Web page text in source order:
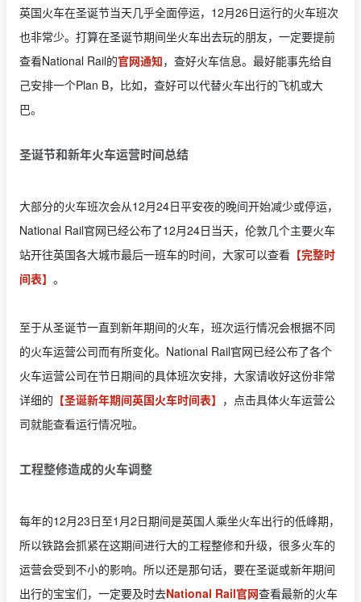
英国火车在圣诞节当天几乎全面停运，12月26日运行的火车班次
也非常少。打算在圣诞节期间坐火车出去玩的朋友，一定要提前
查看National Rail的官网通知，查好火车信息。最好能事先给自
己安排一个Plan B，比如，查好可以代替火车出行的飞机或大
巴。
圣诞节和新年火车运营时间总结
大部分的火车班次会从12月24日平安夜的晚间开始减少或停运，
National Rail官网已经公布了12月24日当天，伦敦几个主要火车
站开往英国各大城市最后一班车的时间，大家可以查看 【完整时
间表】 。
至于从圣诞节一直到新年期间的火车，班次运行情况会根据不同
的火车运营公司而有所变化。National Rail官网已经公布了各个
火车运营公司在节日期间的具体班次安排，大家请收好这份非常
详细的 【圣诞新年期间英国火车时间表】 ，点击具体火车运营公
司就能查看运行情况啦。
工程整修造成的火车调整
每年的12月23日至1月2日期间是英国人乘坐火车出行的低峰期，
所以铁路会抓紧在这期间进行大的工程整修和升级，很多火车的
运营会受到不小的影响。所以还是那句话，要在圣诞或新年期间
出行的宝宝们，一定要及时去National Rail官网查看最新的火车